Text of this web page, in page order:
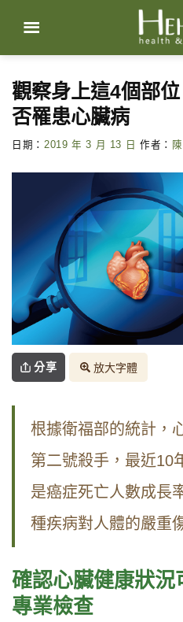
content
觀察身上這4個部
否罹患心臟病
日期： 2019 年 3 月 13 日 作者：
分享 放大字體
根據衛福部的統計，
第二號殺手，最近10
是癌症死亡人數成長
種疾病對人體的嚴重
確認心臟健康狀
專業檢查